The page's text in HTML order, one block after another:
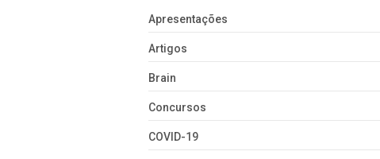
Apresentações
Artigos
Brain
Concursos
COVID-19